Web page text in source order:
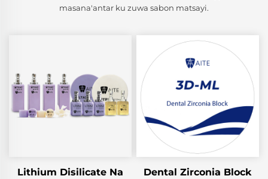
masana'antar ku zuwa sabon matsayi.
Lithium Disilicate Na
Dental Zirconia Block